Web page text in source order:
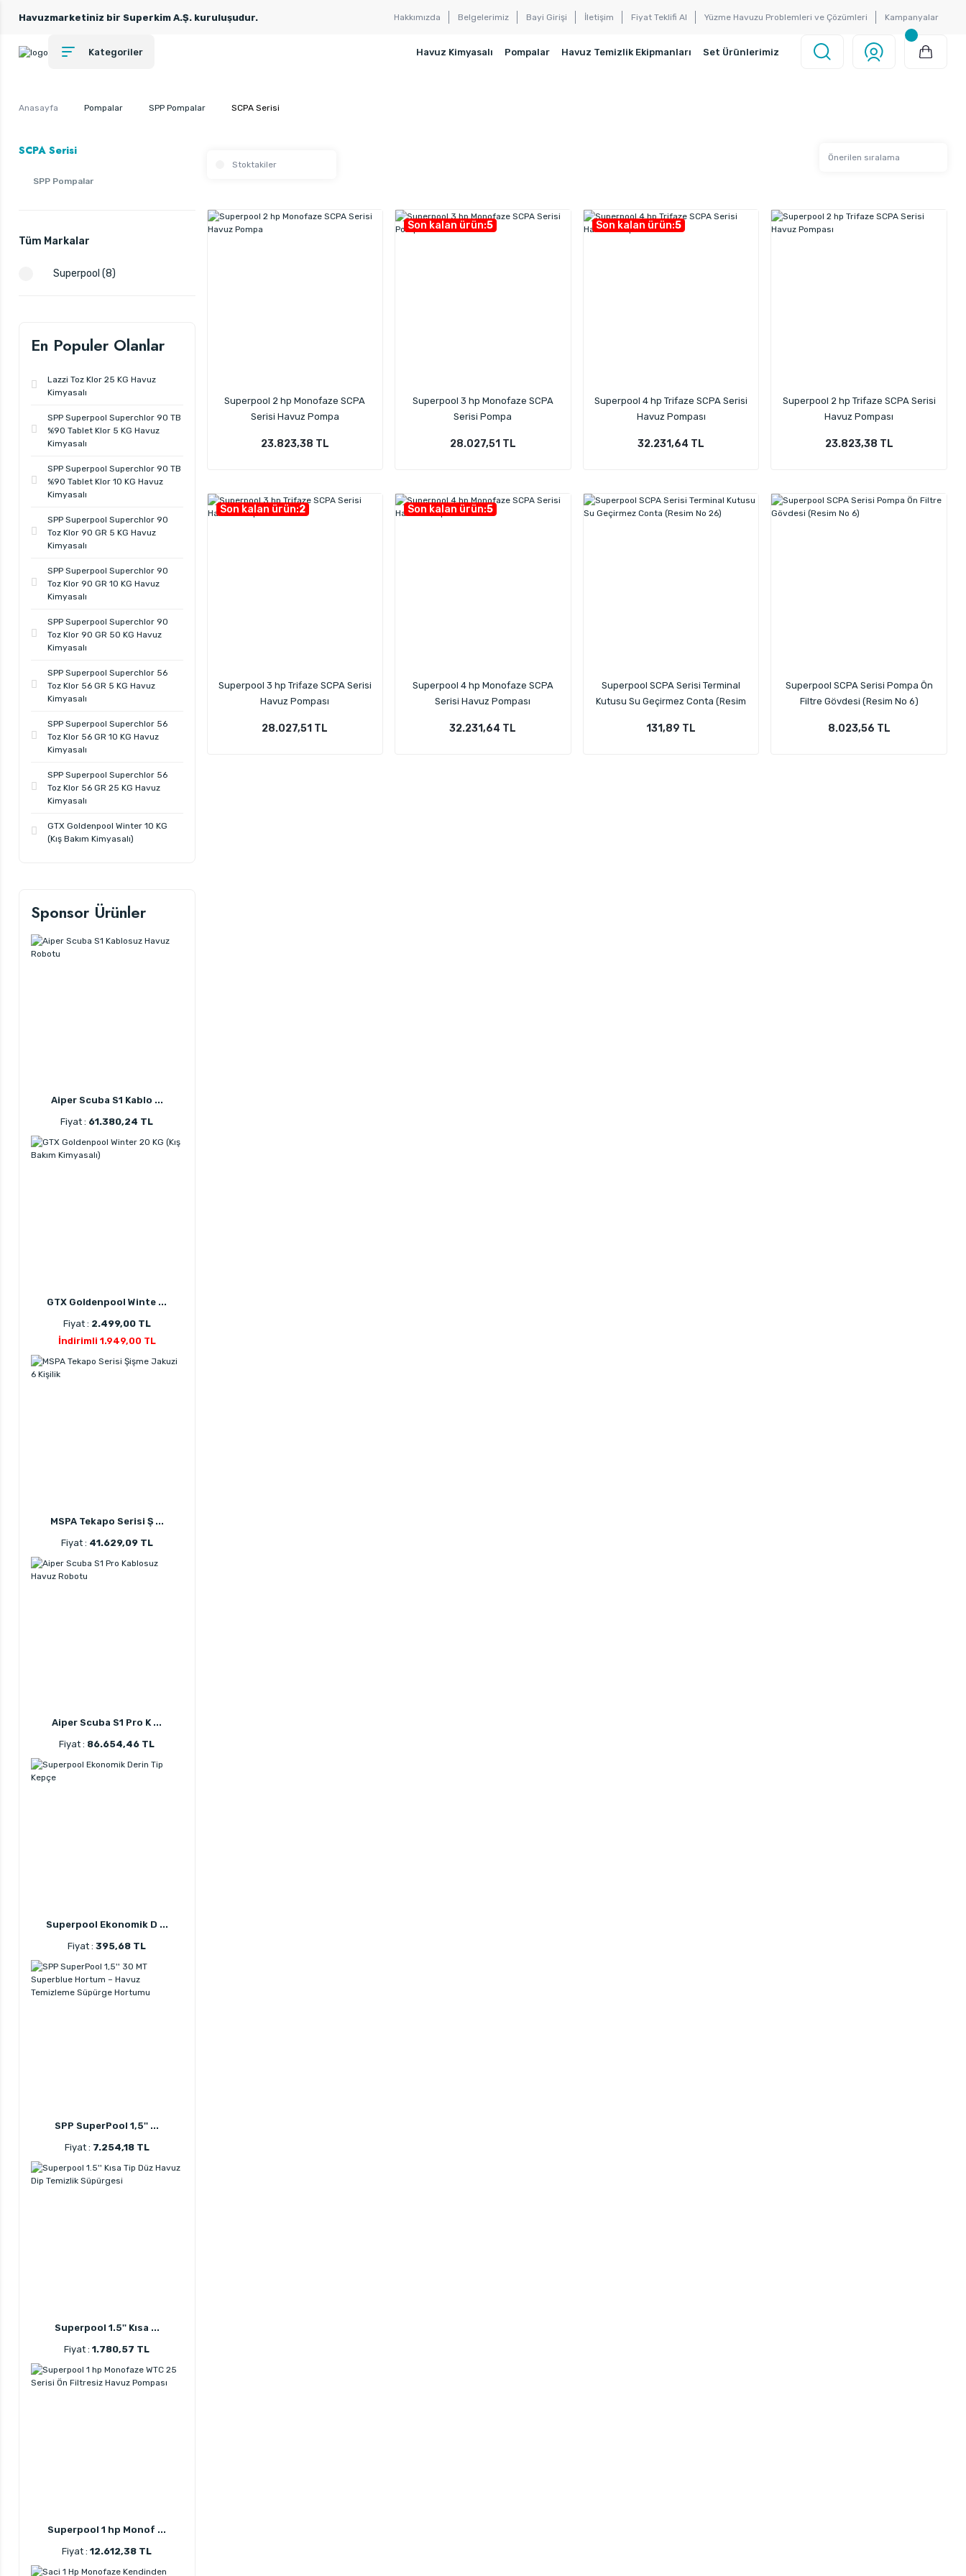
Havuzmarketiniz bir Superkim A.Ş. kuruluşudur. Hakkımızda Belgelerimiz Bayi Girişi İletişim Fiyat Teklifi Al Yüzme Havuzu Problemleri ve Çözümleri Kampanyalar
Kategoriler Havuz Kimyasalı Pompalar Havuz Temizlik Ekipmanları Set Ürünlerimiz
Anasayfa Pompalar SPP Pompalar SCPA Serisi
SCPA Serisi
SPP Pompalar
Tüm Markalar
Superpool (8)
En Populer Olanlar
Lazzi Toz Klor 25 KG Havuz
Kimyasalı
SPP Superpool Superchlor 90 TB
%90 Tablet Klor 5 KG Havuz
Kimyasalı
SPP Superpool Superchlor 90 TB
%90 Tablet Klor 10 KG Havuz
Kimyasalı
SPP Superpool Superchlor 90
Toz Klor 90 GR 5 KG Havuz
Kimyasalı
SPP Superpool Superchlor 90
Toz Klor 90 GR 10 KG Havuz
Kimyasalı
SPP Superpool Superchlor 90
Toz Klor 90 GR 50 KG Havuz
Kimyasalı
SPP Superpool Superchlor 56
Toz Klor 56 GR 5 KG Havuz
Kimyasalı
SPP Superpool Superchlor 56
Toz Klor 56 GR 10 KG Havuz
Kimyasalı
SPP Superpool Superchlor 56
Toz Klor 56 GR 25 KG Havuz
Kimyasalı
GTX Goldenpool Winter 10 KG
(Kış Bakım Kimyasalı)
Sponsor Ürünler
Aiper Scuba S1 Kablo ...
Fiyat : 61.380,24 TL
GTX Goldenpool Winte ...
Fiyat : 2.499,00 TL
İndirimli 1.949,00 TL
MSPA Tekapo Serisi Ş ...
Fiyat : 41.629,09 TL
Aiper Scuba S1 Pro K ...
Fiyat : 86.654,46 TL
Superpool Ekonomik D ...
Fiyat :395,68 TL
SPP SuperPool 1,5'' ...
Fiyat : 7.254,18 TL
Superpool 1.5'' Kısa ...
Fiyat :1.780,57 TL
Superpool 1 hp Monof ...
Fiyat :12.612,38 TL
Stoktakiler
Superpool 2 hp Monofaze SCPA
Serisi Havuz Pompa
23.823,38 TL
Son kalan ürün:5
Superpool 3 hp Monofaze SCPA
Serisi Pompa
28.027,51 TL
Son kalan ürün:5
Superpool 4 hp Trifaze SCPA Serisi
Havuz Pompası
32.231,64 TL
Superpool 2 hp Trifaze SCPA Serisi
Havuz Pompası
23.823,38 TL
Son kalan ürün:2
Superpool 3 hp Trifaze SCPA Serisi
Havuz Pompası
28.027,51 TL
Son kalan ürün:5
Superpool 4 hp Monofaze SCPA
Serisi Havuz Pompası
32.231,64 TL
Superpool SCPA Serisi Terminal
Kutusu Su Geçirmez Conta (Resim
131,89 TL
Superpool SCPA Serisi Pompa Ön
Filtre Gövdesi (Resim No 6)
8.023,56 TL